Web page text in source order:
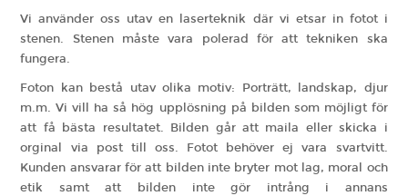
Vi använder oss utav en laserteknik där vi etsar in fotot i
stenen. Stenen måste vara polerad för att tekniken ska
fungera.
Foton kan bestå utav olika motiv: Porträtt, landskap, djur
m.m. Vi vill ha så hög upplösning på bilden som möjligt för
att få bästa resultatet. Bilden går att maila eller skicka i
orginal via post till oss. Fotot behöver ej vara svartvitt.
Kunden ansvarar för att bilden inte bryter mot lag, moral och
etik samt att
bilden inte gör intrång i annans